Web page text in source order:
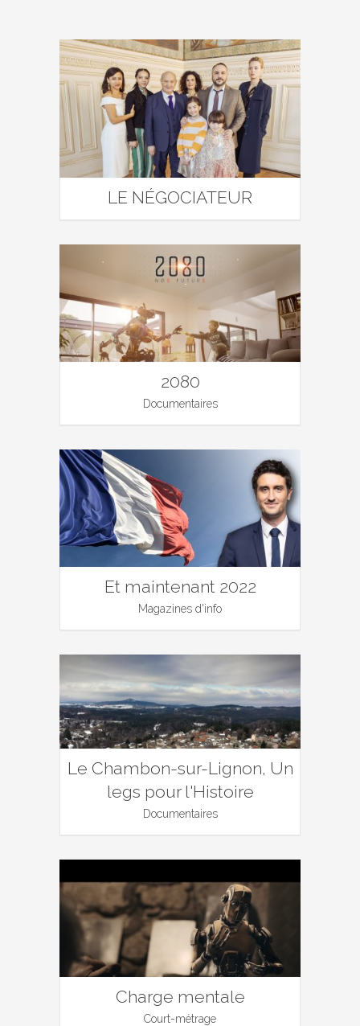
LE NÉGOCIATEUR
2080
Documentaires
Et maintenant 2022
Magazines d'info
Le Chambon-sur-Lignon, Un
legs pour l'Histoire
Documentaires
Charge mentale
Court-métrage